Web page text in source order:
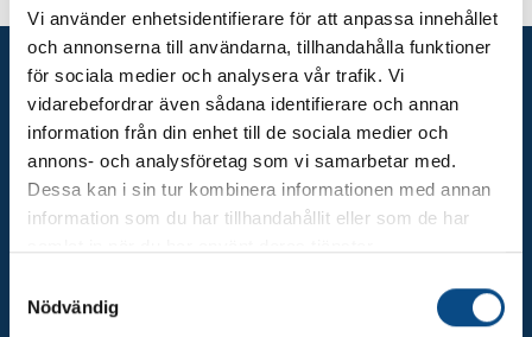
Vi använder enhetsidentifierare för att anpassa innehållet
och annonserna till användarna, tillhandahålla funktioner
för sociala medier och analysera vår trafik. Vi
vidarebefordrar även sådana identifierare och annan
information från din enhet till de sociala medier och
annons- och analysföretag som vi samarbetar med.
Dessa kan i sin tur kombinera informationen med annan
information som du har tillhandahållit eller som de har
Nödvändig
Hur gör jag när jag behöver
assistans?
Använd Volvo On Call-knappen, Volvo On Call-appen eller ring
020 – 55 55 66.
Var bilen är.